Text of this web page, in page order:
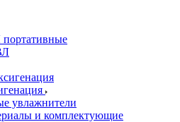
увлажнители
и комплектующие